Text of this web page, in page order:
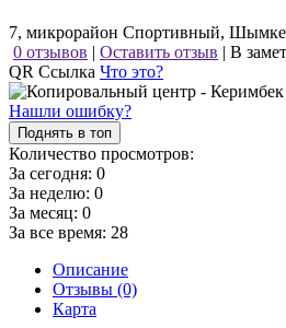
7, микрорайон Спортивный,
0 отзывов | Оставить отзыв | В
QR Ссылка Что это?
Нашли ошибку?
Поднять в топ
Количество просмотров:
За сегодня: 0
За неделю: 0
За месяц: 0
За все время: 28
Описание
Отзывы (0)
Карта